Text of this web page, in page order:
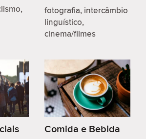
fotografia, intercâmbio
linguístico,
cinema/filmes
Comida e Bebida